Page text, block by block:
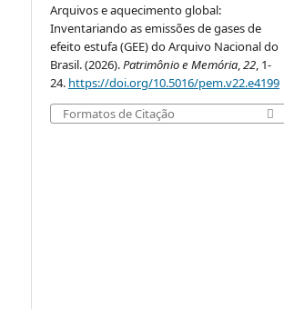
Arquivos e aquecimento global:
Inventariando as emissões de gases de
efeito estufa (GEE) do Arquivo Nacional do
Brasil. (2026).Patrimônio e Memória,22, 1-
24. https://doi.org/10.5016/pem.v22.e4199
Formatos de Citação